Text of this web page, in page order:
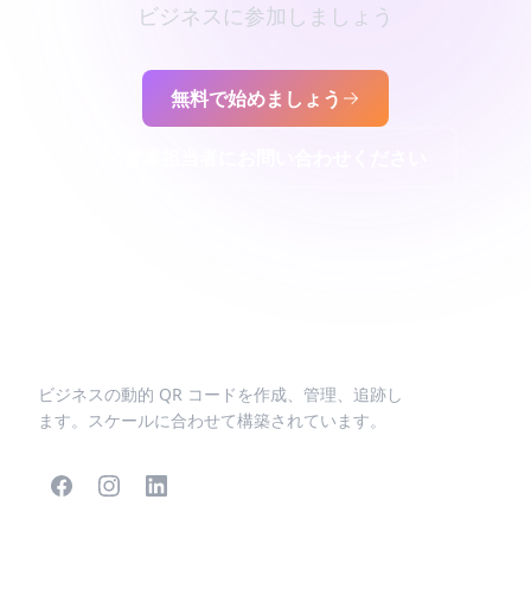
ビジネスに参加しましょう
無料で始めましょう
ビジネスの動的 QR コードを作成、管理、追跡し
ます。スケールに合わせて構築されています。